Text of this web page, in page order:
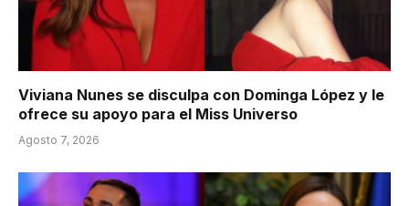
Viviana Nunes se disculpa con Dominga López y le
ofrece su apoyo para el Miss Universo
Agosto 7, 2026